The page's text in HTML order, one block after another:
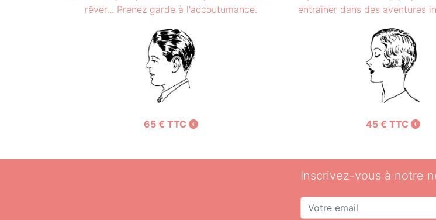
rêver... Prenez garde à l'accoutumance.
65 € TTC
entraîner dans des aventures
45 € TTC
Inscrivez-vous à notre